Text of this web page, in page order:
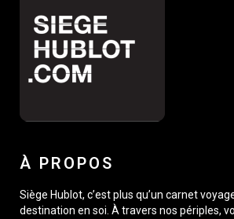
À PROPOS
Siège Hublot, c’est plus qu’un carnet
destination en soi. À travers nos périples,